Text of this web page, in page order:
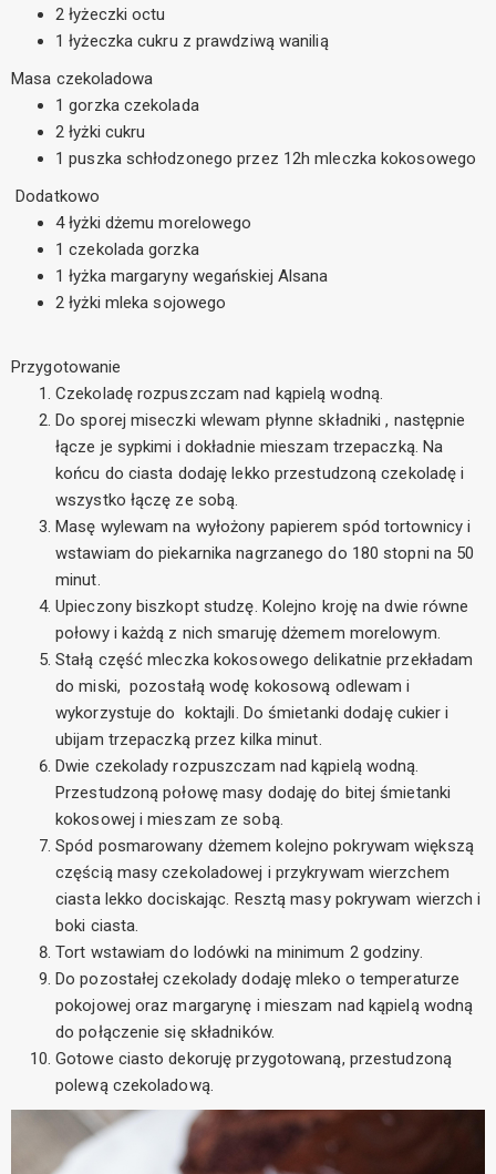
2 łyżeczki octu
1 łyżeczka cukru z prawdziwą wanilią
Masa czekoladowa
1 gorzka czekolada
2 łyżki cukru
1 puszka schłodzonego przez 12h mleczka kokosowego
Dodatkowo
4 łyżki dżemu morelowego
1 czekolada gorzka
1 łyżka margaryny wegańskiej Alsana
2 łyżki mleka sojowego
Przygotowanie
Czekoladę rozpuszczam nad kąpielą wodną.
Do sporej miseczki wlewam płynne składniki , następnie
łącze je sypkimi i dokładnie mieszam trzepaczką. Na
końcu do ciasta dodaję lekko przestudzoną czekoladę i
wszystko łączę ze sobą.
Masę wylewam na wyłożony papierem spód tortownicy i
wstawiam do piekarnika nagrzanego do 180 stopni na 50
minut.
Upieczony biszkopt studzę. Kolejno kroję na dwie równe
połowy i każdą z nich smaruję dżemem morelowym.
Stałą część mleczka kokosowego delikatnie przekładam
do miski, pozostałą wodę kokosową odlewam i
wykorzystuje do koktajli. Do śmietanki dodaję cukier i
ubijam trzepaczką przez kilka minut.
Dwie czekolady rozpuszczam nad kąpielą wodną.
Przestudzoną połowę masy dodaję do bitej śmietanki
kokosowej i mieszam ze sobą.
Spód posmarowany dżemem kolejno pokrywam większą
częścią masy czekoladowej i przykrywam wierzchem
ciasta lekko dociskając. Resztą masy pokrywam wierzch i
boki ciasta.
Tort wstawiam do lodówki na minimum 2 godziny.
Do pozostałej czekolady dodaję mleko o temperaturze
pokojowej oraz margarynę i mieszam nad kąpielą wodną
do połączenie się składników.
Gotowe ciasto dekoruję przygotowaną, przestudzoną
polewą czekoladową.